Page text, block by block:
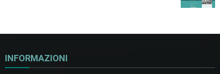
INFORMAZIONI